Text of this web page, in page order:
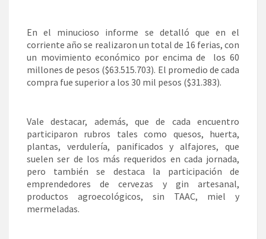
En el minucioso informe se detalló que en el
corriente año se realizaron un total de 16 ferias, con
un movimiento económico por encima de los 60
millones de pesos ($63.515.703). El promedio de cada
compra fue superior a los 30 mil pesos ($31.383).
Vale destacar, además, que de cada encuentro
participaron rubros tales como quesos, huerta,
plantas, verdulería, panificados y alfajores, que
suelen ser de los más requeridos en cada jornada,
pero también se destaca la participación de
emprendedores de cervezas y gin artesanal,
productos agroecológicos, sin TAAC, miel y
mermeladas.